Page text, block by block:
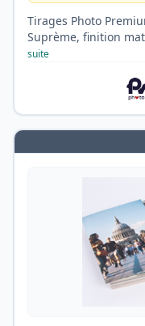
Tirages Photo
Suprème, finition
suite